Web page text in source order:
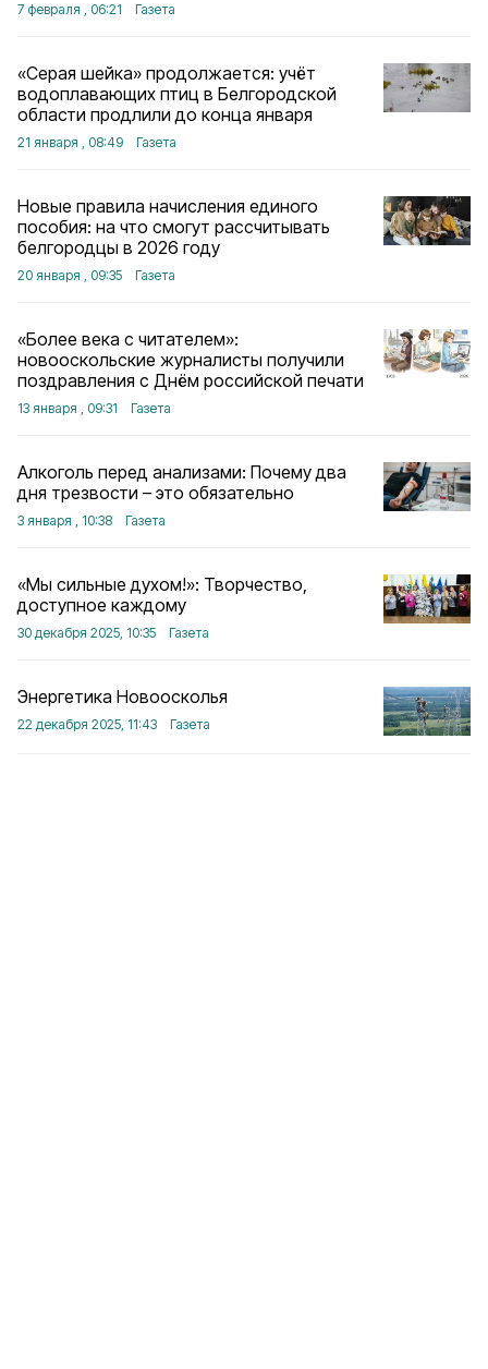
7 февраля , 06:21 Газета
«Серая шейка» продолжается: учёт
водоплавающих птиц в Белгородской
области продлили до конца января
21 января , 08:49 Газета
Новые правила начисления единого
пособия: на что смогут рассчитывать
белгородцы в 2026 году
20 января , 09:35 Газета
«Более века с читателем»:
новооскольские журналисты получили
поздравления с Днём российской печати
13 января , 09:31 Газета
Алкоголь перед анализами: Почему два
дня трезвости – это обязательно
3 января , 10:38 Газета
«Мы сильные духом!»: Творчество,
доступное каждому
30 декабря 2025, 10:35 Газета
Энергетика Новоосколья
22 декабря 2025, 11:43 Газета